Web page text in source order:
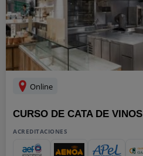
Online
CURSO DE CATA DE VINOS
ACREDITACIONES